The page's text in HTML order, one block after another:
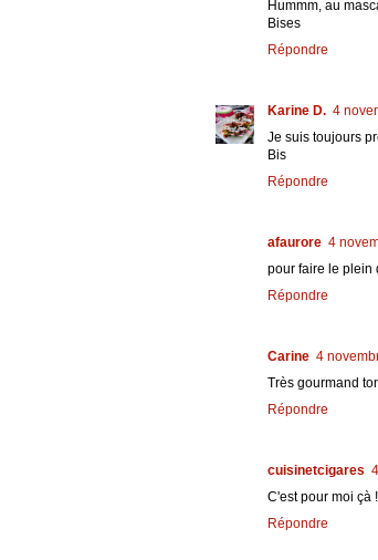
Hummm, au
Bises
Répondre
Karine D. 4
Je suis toujours
Bis
Répondre
afaurore 4
pour faire le plein
Répondre
Carine 4
Très gourmand
Répondre
cuisinetcigares
C'est pour moi çà
Répondre